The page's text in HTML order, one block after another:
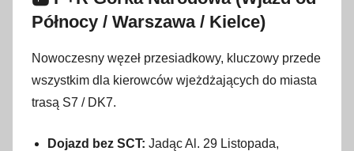
Północy / Warszawa / Kielce)
Nowoczesny węzeł przesiadkowy, kluczowy przede
wszystkim dla kierowców wjeżdżających do miasta
trasą S7 / DK7.
Dojazd bez SCT: Jadąc Al. 29 Listopada,